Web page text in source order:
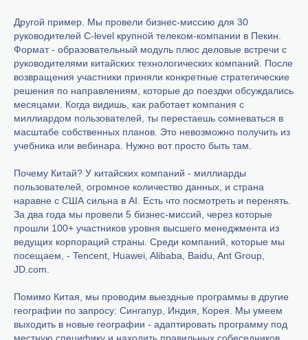
Другой пример. Мы провели бизнес-миссию для 30
руководителей C-level крупной телеком-компании в Пекин.
Формат - образовательный модуль плюс деловые встречи с
руководителями китайских технологических компаний. После
возвращения участники приняли конкретные стратегические
решения по направлениям, которые до поездки обсуждались
месяцами. Когда видишь, как работает компания с
миллиардом пользователей, ты перестаешь сомневаться в
масштабе собственных планов. Это невозможно получить из
учебника или вебинара. Нужно вот просто быть там.
Почему Китай? У китайских компаний - миллиарды
пользователей, огромное количество данных, и страна
наравне с США сильна в AI. Есть что посмотреть и перенять.
За два года мы провели 5 бизнес-миссий, через которые
прошли 100+ участников уровня высшего менеджмента из
ведущих корпораций страны. Среди компаний, которые мы
посещаем, - Tencent, Huawei, Alibaba, Baidu, Ant Group,
JD.com.
Помимо Китая, мы проводим выездные программы в другие
географии по запросу: Сингапур, Индия, Корея. Мы умеем
выходить в новые географии - адаптировать программу под